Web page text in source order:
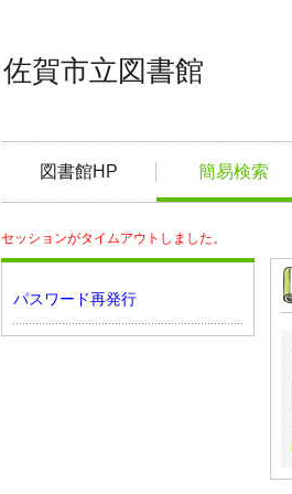
佐賀市立図書館
図書館HP 簡易検索
セッションがタイムアウトしました。
パスワード再発行